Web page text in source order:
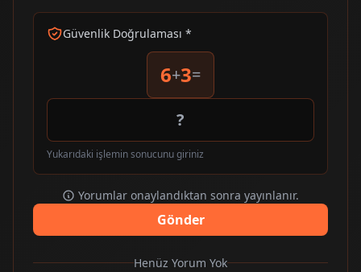
Güvenlik Doğrulaması *
6+3=
Yukarıdaki işlemin sonucunu giriniz
Yorumlar onaylandıktan sonra yayınlanır.
Gönder
Henüz Yorum Yok